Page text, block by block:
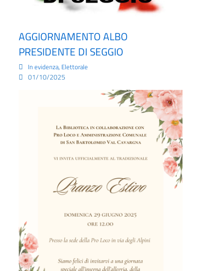
AGGIORNAMENTO ALBO
PRESIDENTE DI SEGGIO
In evidenza, Elettorale
01/10/2025